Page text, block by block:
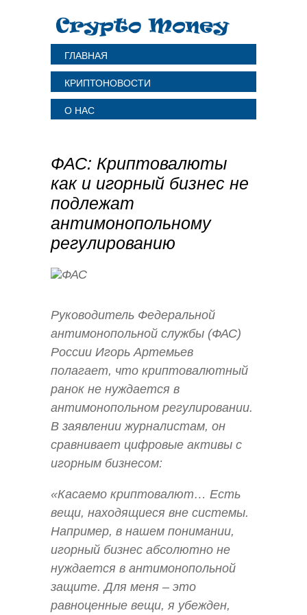
ГЛАВНАЯ
КРИПТОНОВОСТИ
О НАС
ФАС: Криптовалюты
как и игорный бизнес не
подлежат
антимонопольному
регулированию
Руководитель Федеральной
антимонопольной службы (ФАС)
России Игорь Артемьев
полагает, что криптовалютный
ранок не нуждается в
антимонопольном регулировании.
В заявлении журналистам, он
сравнивает цифровые активы с
игорным бизнесом:
«Касаемо криптовалют… Есть
вещи, находящиеся вне системы.
Например, в нашем понимании,
игорный бизнес абсолютно не
нуждается в антимонопольной
защите. Для меня – это
равноценные вещи, я убежден,